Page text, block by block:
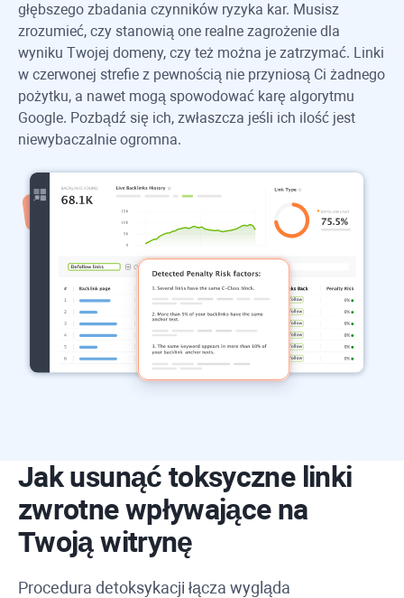
głębszego zbadania czynników ryzyka kar. Musisz
zrozumieć, czy stanowią one realne zagrożenie dla
wyniku Twojej domeny, czy też można je zatrzymać. Linki
w czerwonej strefie z pewnością nie przyniosą Ci żadnego
pożytku, a nawet mogą spowodować karę algorytmu
Google. Pozbądź się ich, zwłaszcza jeśli ich ilość jest
niewybaczalnie ogromna.
Jak usunąć toksyczne linki
zwrotne wpływające na
Twoją witrynę
Procedura detoksykacji łącza wygląda